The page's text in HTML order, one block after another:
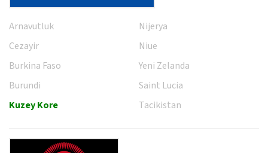
Arnavutluk
Cezayir
Burkina Faso
Burundi
Kuzey Kore
Nijerya
Niue
Yeni Zelanda
Saint Lucia
Tacikistan